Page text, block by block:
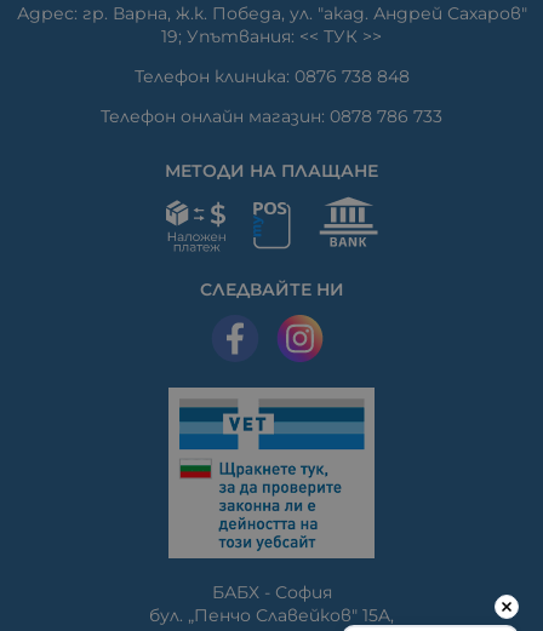
Адрес: гр. Варна, ж.к. Победа, ул. "акад. Андрей Сахаров"
19; Упътвания: << ТУК >>
Телефон клиника: 0876 738 848
Телефон онлайн магазин: 0878 786 733
МЕТОДИ НА ПЛАЩАНЕ
СЛЕДВАЙТЕ НИ
БАБХ - София
бул. „Пенчо Славейков" 15A,